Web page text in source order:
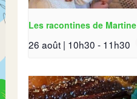
Les racontines de Martine
26 août | 10h30 - 11h30